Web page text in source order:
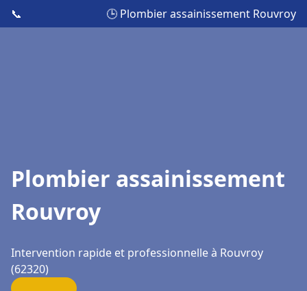
📞 🕒 Plombier assainissement Rouvroy
Plombier assainissement
Rouvroy
Intervention rapide et professionnelle à Rouvroy
(62320)